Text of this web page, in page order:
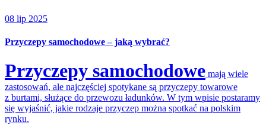
08 lip 2025
Przyczepy samochodowe – jaką wybrać?
Przyczepy samochodowe mają wiele
zastosowań, ale najczęściej spotykane są przyczepy towarowe
z burtami, służące do przewozu ładunków. W tym wpisie postaramy
się wyjaśnić, jakie rodzaje przyczep można spotkać na polskim
rynku.